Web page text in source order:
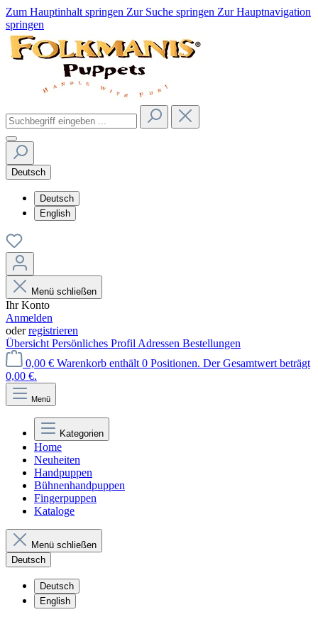
Zum Hauptinhalt springen Zur Suche springen Zur Hauptnavigation
springen
Deutsch
Deutsch
English
Menü schließen
Ihr Konto
Anmelden
oderregistrieren
Übersicht Persönliches Profil Adressen Bestellungen
0,00 € Warenkorb enthält 0 Positionen. Der Gesamtwert beträgt
0,00 €.
Menü
Kategorien
Home
Neuheiten
Handpuppen
Bühnenhandpuppen
Fingerpuppen
Kataloge
Menü schließen
Deutsch
Deutsch
English